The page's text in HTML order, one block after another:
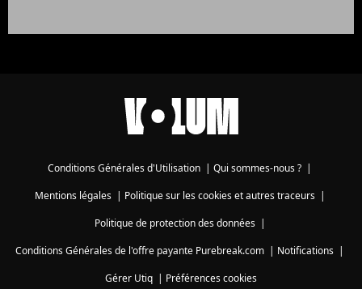
Conditions Générales d'Utilisation | Qui sommes-nous ? |
Mentions légales| Politique sur les cookies et autres traceurs|
Politique de protection des données|
Conditions Générales de l'offre payante Purebreak.com | Notifications |
Gérer Utiq | Préférences cookies